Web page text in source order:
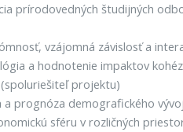
prírodovedných študijných
vzájomná závislosť a
a hodnotenie impaktov
projektu)
a prognóza demografického
sféru v rozličných